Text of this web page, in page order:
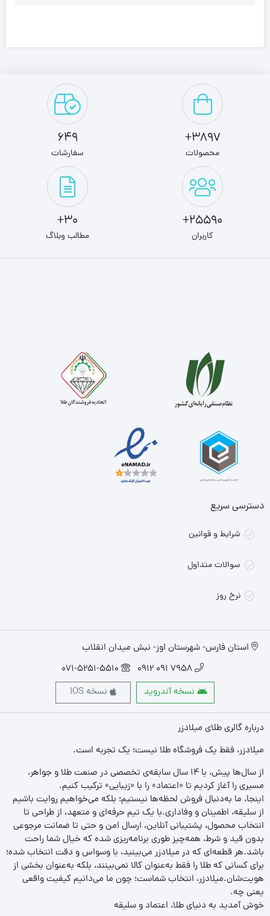
3897+
محصولات
649
سفارشات
25590+
کاربران
30+
مطالب وبلاگ
دسترسی سریع
شرایط و قوانین
سوالات متداول
نرخ روز
استان فارس- شهرستان اوز- نبش میدان انقلاب
7958 091 0912
071-5251-5510
نسخه آندروید
نسخه IOS
درباره گالری طلای میلادزر
میلادزر، فقط یک فروشگاه طلا نیست؛ یک تجربه‌ است.
از سال‌ها پیش، با ۱۴ سال سابقه‌ی تخصصی در صنعت طلا و جواهر،
مسیری را آغاز کردیم تا «اعتماد» را با «زیبایی» ترکیب کنیم.
اینجا، ما به‌دنبال فروش لحظه‌ها نیستیم؛ بلکه می‌خواهیم روایت باشیم
از سلیقه، اطمینان و وفاداری.با یک تیم حرفه‌ای و متعهد، از طراحی تا
انتخاب محصول، پشتیبانی آنلاین، ارسال امن و حتی تا ضمانت مرجوعی
بدون قید و شرط، همه‌چیز طوری برنامه‌ریزی شده که خیال شما راحت
باشد.هر قطعه‌ای که در میلادزر می‌بینید، با وسواس و دقت انتخاب شده؛
برای کسانی که طلا را فقط به‌عنوان کالا نمی‌بینند، بلکه به‌عنوان بخشی از
هویت‌شان.میلادزر، انتخاب شماست؛ چون ما می‌دانیم کیفیت واقعی
یعنی چه.
خوش آمدید به دنیای طلا، اعتماد و سلیقه